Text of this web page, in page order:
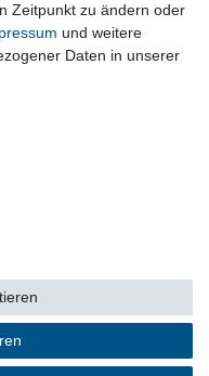
vorbehalten.
Zeitpunkt zu ändern oder
und weitere
Daten in unserer